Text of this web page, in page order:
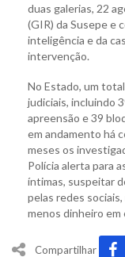
duas galerias, 22
(GIR) da Susepe e
inteligência e da
intervenção.
No Estado, um
judiciais, incluindo
apreensão e 39
em andamento há
meses os
Polícia alerta para
íntimas, suspeitar
pelas redes
menos dinheiro em
Compartilhar